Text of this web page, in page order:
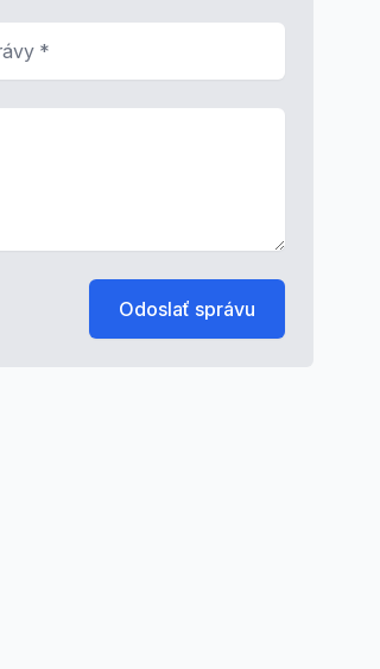
Odoslať správu